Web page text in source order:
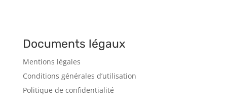
Documents légaux
Mentions légales
Conditions générales d’utilisation
Politique de confidentialité